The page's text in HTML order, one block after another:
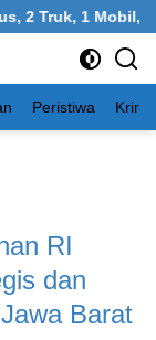
1 Mobil, 1
Peristiwa
RI
dan
Barat